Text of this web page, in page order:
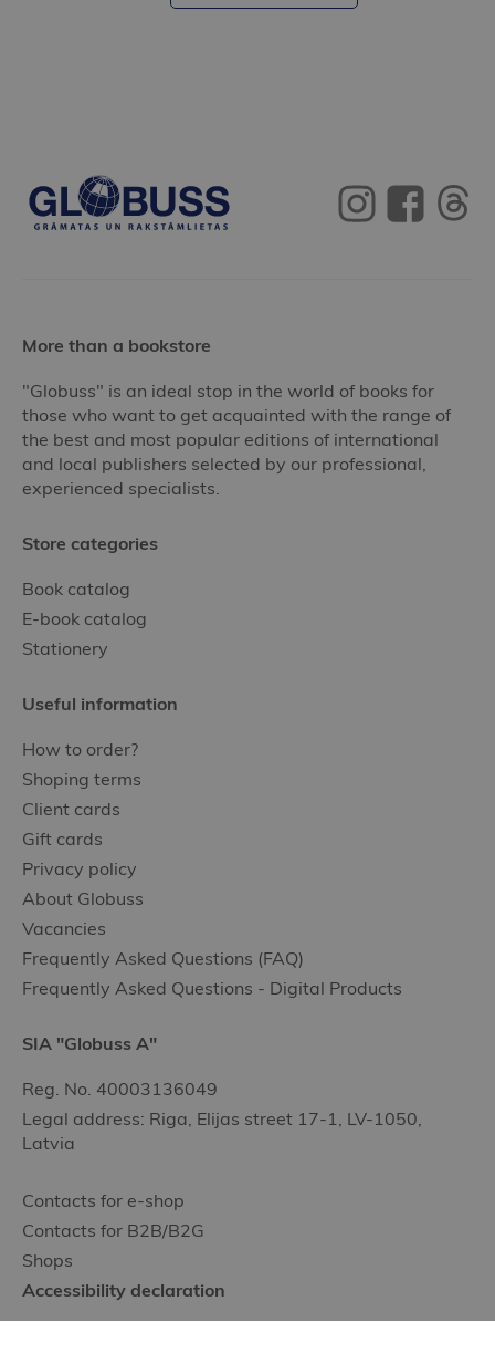
More than a bookstore
"Globuss" is an ideal stop in the world of books for
those who want to get acquainted with the range of
the best and most popular editions of international
and local publishers selected by our professional,
experienced specialists.
Store categories
Book catalog
E-book catalog
Stationery
Useful information
How to order?
Shoping terms
Client cards
Gift cards
Privacy policy
About Globuss
Vacancies
Frequently Asked Questions (FAQ)
Frequently Asked Questions - Digital Products
SIA "Globuss A"
Reg. No. 40003136049
Legal address: Riga, Elijas street 17-1, LV-1050,
Latvia
Contacts for e-shop
Contacts for B2B/B2G
Shops
Accessibility declaration